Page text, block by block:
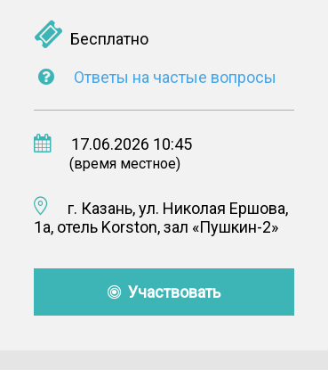
Бесплатно
Ответы на частые вопросы
17.06.2026 10:45
(время местное)
г. Казань, ул. Николая Ершова,
1а, отель Korston, зал «Пушкин-2»
Участвовать